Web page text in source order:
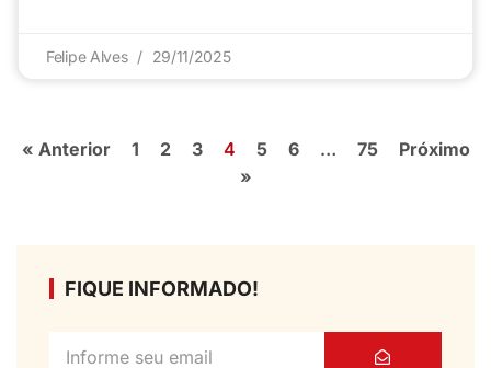
Felipe Alves 29/11/2025
« Anterior 1 2 3 4 5 6 … 75
Próximo
»
FIQUE INFORMADO!